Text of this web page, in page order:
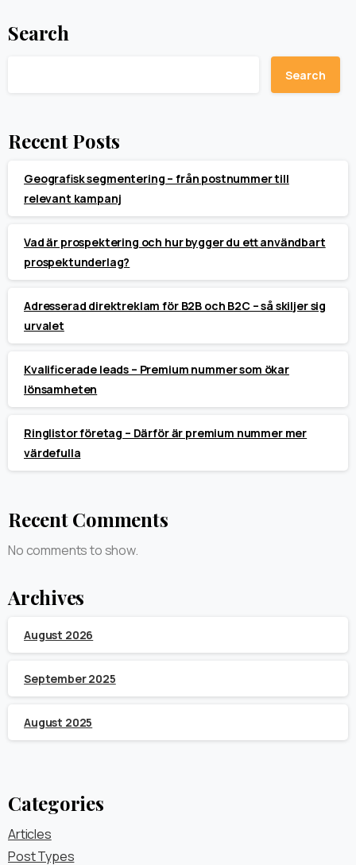
Search
Search
Recent Posts
Geografisk segmentering – från postnummer till
relevant kampanj
Vad är prospektering och hur bygger du ett användbart
prospektunderlag?
Adresserad direktreklam för B2B och B2C – så skiljer sig
urvalet
Kvalificerade leads – Premium nummer som ökar
lönsamheten
Ringlistor företag – Därför är premium nummer mer
värdefulla
Recent Comments
No comments to show.
Archives
August 2026
September 2025
August 2025
Categories
Articles
Post Types